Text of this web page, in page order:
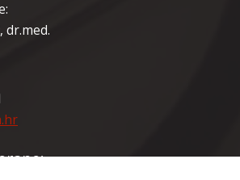
dr.med.